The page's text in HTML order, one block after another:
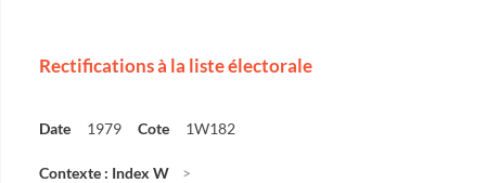
Rectifications à la liste électorale
Date 1979 Cote 1W182
Contexte : Index W